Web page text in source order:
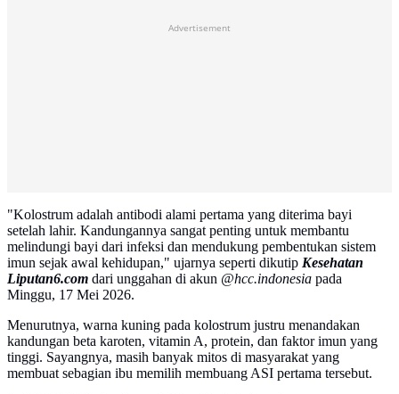
Advertisement
"Kolostrum adalah antibodi alami pertama yang diterima bayi
setelah lahir. Kandungannya sangat penting untuk membantu
melindungi bayi dari infeksi dan mendukung pembentukan sistem
imun sejak awal kehidupan," ujarnya seperti dikutip Kesehatan
Liputan6.com dari unggahan di akun @hcc.indonesia pada
Minggu, 17 Mei 2026.
Menurutnya, warna kuning pada kolostrum justru menandakan
kandungan beta karoten, vitamin A, protein, dan faktor imun yang
tinggi. Sayangnya, masih banyak mitos di masyarakat yang
membuat sebagian ibu memilih membuang ASI pertama tersebut.